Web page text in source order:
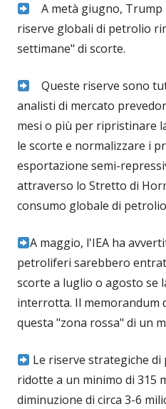
A metà giugno, Trump
riserve globali di petrolio
settimane" di scorte.
Queste riserve sono
analisti di mercato
mesi o più per ripristinare
le scorte e normalizzare i
esportazione semi-
attraverso lo Stretto di
consumo globale di
A maggio, l'IEA ha
petroliferi sarebbero
scorte a luglio o agosto se
interrotta. Il memorandum
questa "zona rossa" di un
Le riserve strategiche
ridotte a un minimo di 315
diminuzione di circa 3-6